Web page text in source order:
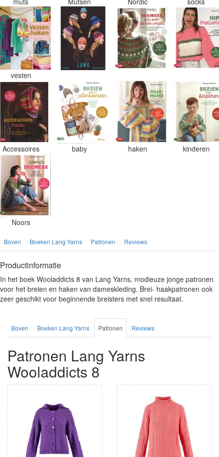
vesten
Accessoires baby haken kinderen
Noors
Boven Boeken Lang Yarns Patronen Reviews
Productinformatie
In het boek Wooladdicts 8 van Lang Yarns, modieuze jonge patronen
voor het breien en haken van dameskleding. Brei- haakpatronen ook
zeer geschikt voor beginnende breisters met snel resultaat.
Boven Boeken Lang Yarns Patronen Reviews
Patronen Lang Yarns
Wooladdicts 8